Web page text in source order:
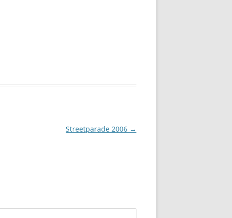
Streetparade 2006 →